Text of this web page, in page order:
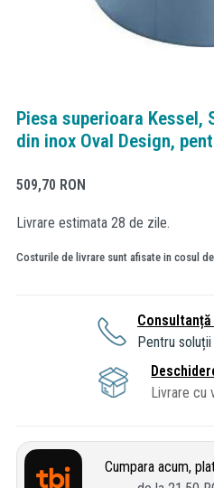
Piesa superioara Kessel,
din inox Oval Design,
509,70 RON
Livrare estimata 28 de zile.
Costurile de livrare sunt afisate in cosul
Pentru
Livrare cu
Cumpara acum,